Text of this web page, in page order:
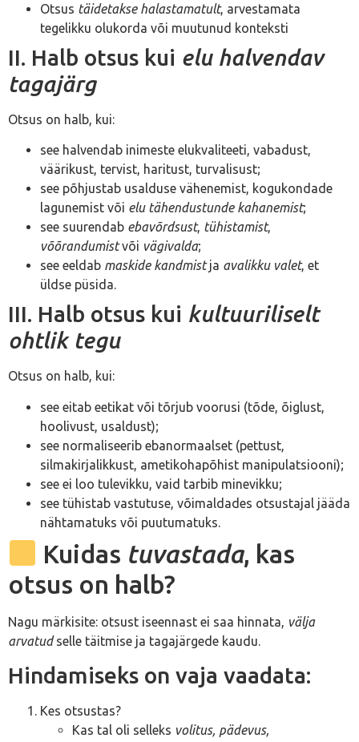
Otsus täidetakse halastamatult, arvestamata
tegelikku olukorda või muutunud konteksti
II. Halb otsus kui elu halvendav
tagajärg
Otsus on halb, kui:
see halvendab inimeste elukvaliteeti, vabadust,
väärikust, tervist, haritust, turvalisust;
see põhjustab usalduse vähenemist, kogukondade
lagunemist või elu tähendustunde kahanemist;
see suurendab ebavõrdsust, tühistamist,
võõrandumistvõi vägivalda;
see eeldab maskide kandmistja avalikku valet, et
üldse püsida.
III. Halb otsus kui kultuuriliselt
ohtlik tegu
Otsus on halb, kui:
see eitab eetikat või tõrjub voorusi (tõde, õiglust,
hoolivust, usaldust);
see normaliseerib ebanormaalset (pettust,
silmakirjalikkust, ametikohapõhist manipulatsiooni);
see ei loo tulevikku, vaid tarbib minevikku;
see tühistab vastutuse, võimaldades otsustajal jääda
nähtamatuks või puutumatuks.
Kuidas tuvastada, kas
otsus on halb?
Nagu märkisite: otsust iseennast ei saa hinnata, välja
arvatudselle täitmise ja tagajärgede kaudu.
Hindamiseks on vaja vaadata:
Kes otsustas?
Kas tal oli selleks volitus, pädevus,